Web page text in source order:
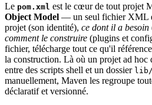
Le pom.xml est le cœur de tout projet
Object Model — un seul fichier XML
projet (son identité), ce dont il a besoin
comment le construire (plugins et
fichier, télécharge tout ce qu'il
la construction. Là où un projet ad hoc
entre des scripts shell et un dossier lib/
manuellement, Maven les regroupe
déclaratif et versionné.